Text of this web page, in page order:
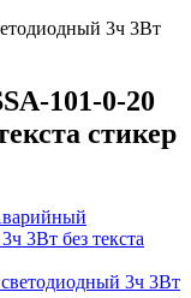
3ч 3Вт
101-0-20
стикер